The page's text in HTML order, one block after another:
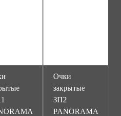
Очки
закрытые
ЗП2
PANORAMA